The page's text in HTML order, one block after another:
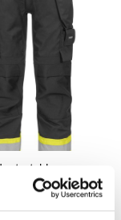
stretchbyxor
exkl. moms